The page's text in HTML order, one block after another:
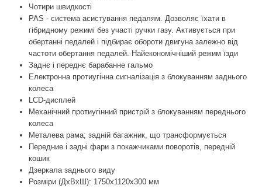
Чотири швидкості
PAS - система асистування педалям. Дозволяє їхати в
гібридному режимі без участі ручки газу. Активується при
обертанні педалей і підбирає обороти двигуна залежно від
частоти обертання педалей. Найекономічніший режим їзди
Заднє і переднє барабанне гальмо
Електронна протиугінна сигналізація з блокуванням заднього
колеса
LCD-дисплей
Механічний протиугінний пристрій з блокуванням переднього
колеса
Металева рама; задній багажник, що трансформується
Передние і задні фари з покажчиками поворотів, передній
кошик
Дзеркала заднього виду
Розміри (ДхВхШ): 1750х1120х300 мм